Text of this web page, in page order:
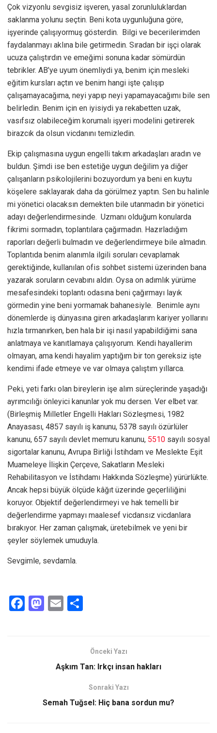
Çok vizyonlu sevgisiz işveren, yasal zorunluluklardan
saklanma yolunu seçtin. Beni kota uygunluğuna göre,
işyerinde çalışıyormuş gösterdin. Bilgi ve becerilerimden
faydalanmayı aklına bile getirmedin. Sıradan bir işçi olarak
ucuza çalıştırdın ve emeğimi sonuna kadar sömürdün
tebrikler. AB’ye uyum önemliydi ya, benim için mesleki
eğitim kursları açtın ve benim hangi işte çalışıp
çalışamayacağıma, neyi yapıp neyi yapamayacağımı bile sen
belirledin. Benim için en iyisiydi ya rekabetten uzak,
vasıfsız olabileceğim korumalı işyeri modelini getirerek
birazcık da olsun vicdanını temizledin.
Ekip çalışmasına uygun engelli takım arkadaşları aradın ve
buldun. Şimdi ise ben estetiğe uygun değilim ya diğer
çalışanların psikolojilerini bozuyordum ya beni en kuytu
köşelere saklayarak daha da görülmez yaptın. Sen bu halinle
mi yönetici olacaksın demekten bile utanmadın bir yönetici
adayı değerlendirmesinde. Uzmanı olduğum konularda
fikrimi sormadın, toplantılara çağırmadın. Hazırladığım
raporları değerli bulmadın ve değerlendirmeye bile almadın.
Toplantıda benim alanımla ilgili soruları cevaplamak
gerektiğinde, kullanılan ofis sohbet sistemi üzerinden bana
yazarak soruların cevabını aldın. Oysa on adımlık yürüme
mesafesindeki toplantı odasına beni çağırmayı layık
görmedin yine beni yormamak bahanesiyle. Benimle aynı
dönemlerde iş dünyasına giren arkadaşlarım kariyer yollarını
hızla tırmanırken, ben hala bir işi nasıl yapabildiğimi sana
anlatmaya ve kanıtlamaya çalışıyorum. Kendi hayallerim
olmayan, ama kendi hayalim yaptığım bir ton gereksiz işte
kendimi ifade etmeye ve var olmaya çalıştım yıllarca.
Peki, yeti farkı olan bireylerin işe alım süreçlerinde yaşadığı
ayrımcılığı önleyici kanunlar yok mu dersen. Ver elbet var.
(Birleşmiş Milletler Engelli Hakları Sözleşmesi, 1982
Anayasası, 4857 sayılı iş kanunu, 5378 sayılı özürlüler
kanunu, 657 sayılı devlet memuru kanunu, 5510 sayılı sosyal
sigortalar kanunu, Avrupa Birliği İstihdam ve Meslekte Eşit
Muameleye İlişkin Çerçeve, Sakatların Mesleki
Rehabilitasyon ve İstihdamı Hakkında Sözleşme) yürürlükte.
Ancak hepsi büyük ölçüde kâğıt üzerinde geçerliliğini
koruyor. Objektif değerlendirmeyi ve hak temelli bir
değerlendirme yapmayı maalesef vicdansız vicdanlara
bırakıyor. Her zaman çalışmak, üretebilmek ve yeni bir
şeyler söylemek umuduyla.
Sevgimle, sevdamla.
F
M
n
E
Önceki Yazı
Aşkım Tan: Irkçı insan hakları
Sonraki Yazı
Semah Tuğsel: Hiç bana sordun mu?